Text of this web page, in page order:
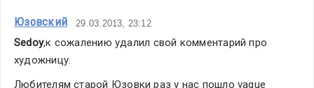
Юзовский 29.03.2013, 23:12
Sedoy,к сожалению удалил свой комментарий про
художницу.
Любителям старой Юзовки раз у нас пошло vague